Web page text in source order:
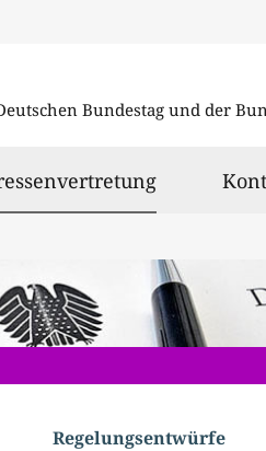
Bundestag und der
ausgewählt
Regelungs­entwürfe